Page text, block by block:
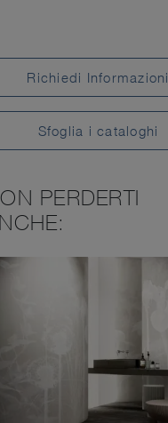
Richiedi Informazioni
Sfoglia i cataloghi
PERDERTI